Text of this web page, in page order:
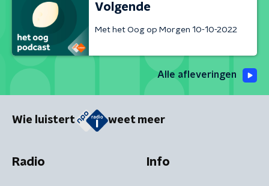
Volgende
Met het Oog op Morgen 10-10-2022
Alle afleveringen
Wie luistert weet meer
Radio Info